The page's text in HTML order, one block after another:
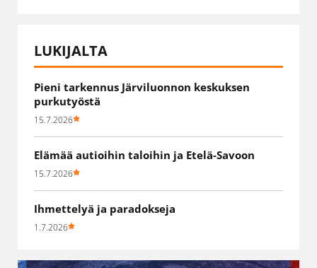
LUKIJALTA
Pieni tarkennus Järviluonnon keskuksen
purkutyöstä
15.7.2026
Elämää autioihin taloihin ja Etelä-Savoon
15.7.2026
Ihmettelyä ja paradokseja
1.7.2026